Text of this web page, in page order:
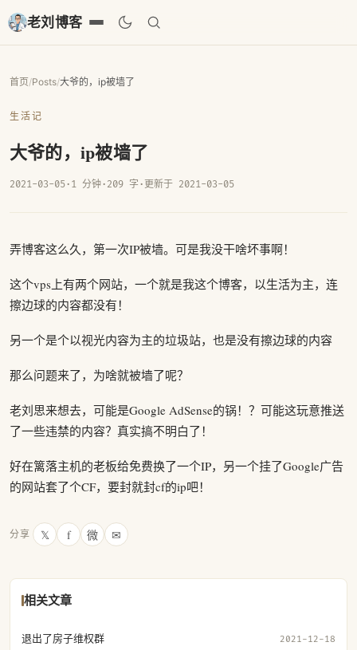
老刘博客
首页/Posts/大爷的，ip被墙了
生活记
大爷的，ip被墙了
2021-03-05· 1 分钟· 209 字 · 更新于 2021-03-05
弄博客这么久，第一次IP被墙。可是我没干啥坏事啊！
这个vps上有两个网站，一个就是我这个博客，以生活为主，连
擦边球的内容都没有！
另一个是个以视光内容为主的垃圾站，也是没有擦边球的内容
那么问题来了，为啥就被墙了呢？
老刘思来想去，可能是Google AdSense的锅！？可能这玩意推送
了一些违禁的内容？真实搞不明白了！
好在篱落主机的老板给免费换了一个IP，另一个挂了Google广告
的网站套了个CF，要封就封cf的ip吧！
分享 𝕏 f 微 ✉
相关文章
退出了房子维权群 2021-12-18